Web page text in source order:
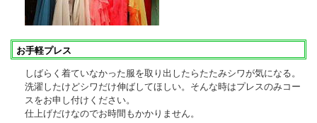
お手軽プレス
しばらく着ていなかった服を取り出したらたたみシワが気になる。
洗濯したけどシワだけ伸ばしてほしい。そんな時はプレスのみコー
スをお申し付けください。
仕上げだけなのでお時間もかかりません。